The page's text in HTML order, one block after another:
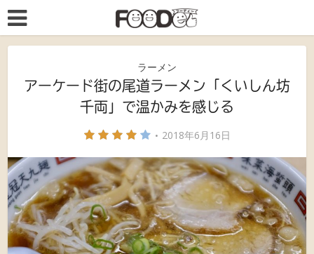
ラーメン
アーケード街の尾道ラーメン「くいしん坊
千両」で温かみを感じる
2018年6月16日